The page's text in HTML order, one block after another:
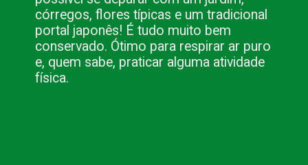
córregos, flores típicas e um tradicional
portal japonês! É tudo muito bem
conservado. Ótimo para respirar ar puro
e, quem sabe, praticar alguma atividade
física.